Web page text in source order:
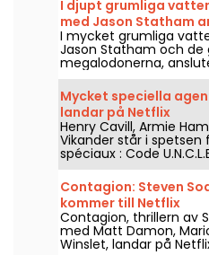
I djupt grumliga
med Jason Statham
och HBO Max
I mycket grumliga
Jason Statham och de
megalodonerna,
Max den 2 augusti
Mycket speciella
landar på Netflix
Henry Cavill, Armie
Vikander står i spetsen
spéciaux : Code
Netflix från och med
Contagion: Steven
kommer till Netflix
Contagion, thrillern av
med Matt Damon,
Winslet, landar på